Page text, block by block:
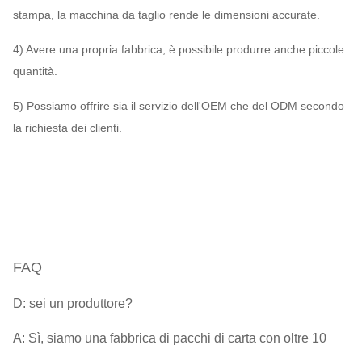
stampa, la macchina da taglio rende le dimensioni accurate.
4) Avere una propria fabbrica, è possibile produrre anche piccole
quantità.
5) Possiamo offrire sia il servizio dell'OEM che del ODM secondo
la richiesta dei clienti.
FAQ
D: sei un produttore?
A: Sì, siamo una fabbrica di pacchi di carta con oltre 10